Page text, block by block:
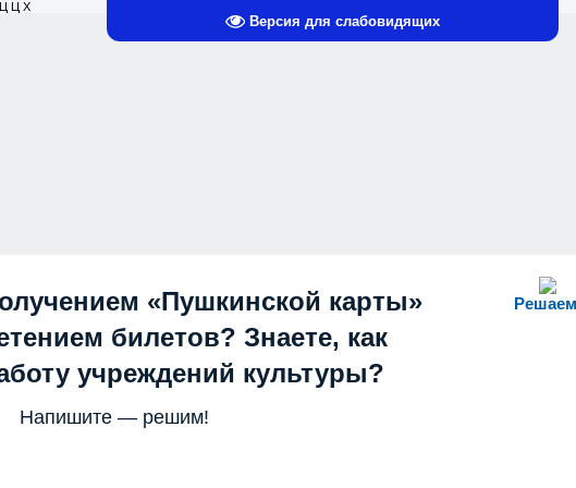
Версия для слабовидящих
Ц Ц Х
«Пушкинской карты»
билетов? Знаете, как
учреждений культуры?
Напишите — решим!